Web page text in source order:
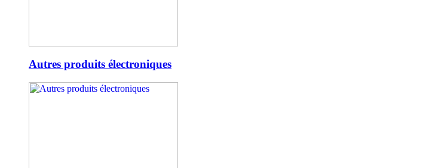
Autres produits électroniques